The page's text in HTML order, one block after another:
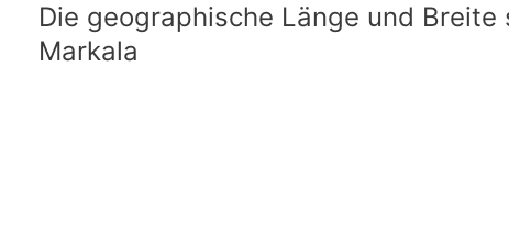
Die geographische Länge und
Markala